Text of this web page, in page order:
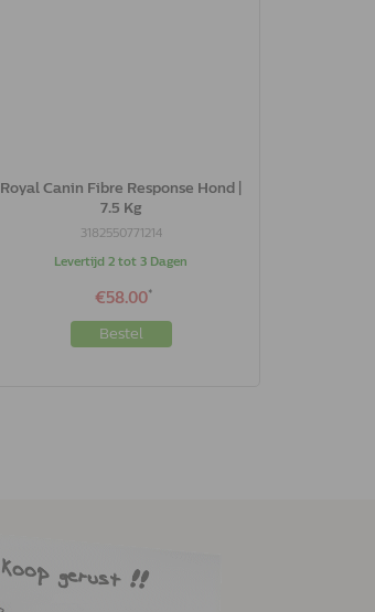
Royal Canin Fibre Response Hond |
7.5 Kg
3182550771214
Levertijd 2 tot 3 Dagen
€58.00*
Bestel